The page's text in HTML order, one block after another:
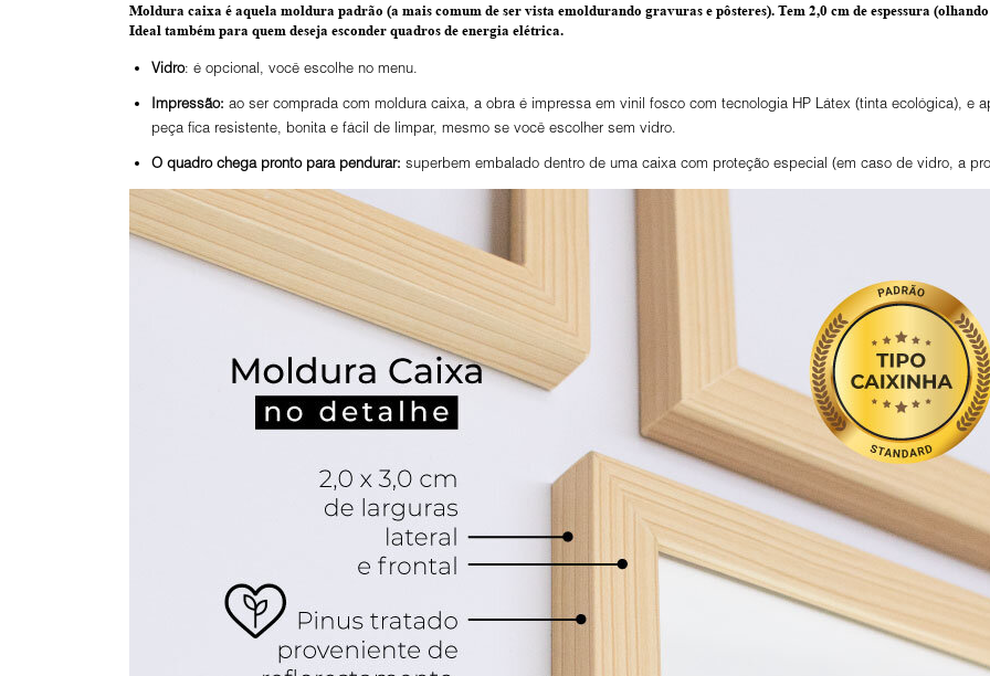
Moldura caixa é aquela moldura padrão (a mais comum de ser vista emoldurando gravuras e pôsteres). Tem 2,0 cm de espessura
Ideal também para quem deseja esconder quadros de energia elétrica.
Vidro: é opcional, você escolhe no menu.
Impressão: ao ser comprada com moldura caixa, a obra é impressa em vinil fosco com tecnologia HP Látex (tinta ecológica), e
peça fica resistente, bonita e fácil de limpar, mesmo se você escolher sem vidro.
O quadro chega pronto para pendurar: superbem embalado dentro de uma caixa com proteção especial (em caso de vidro, a